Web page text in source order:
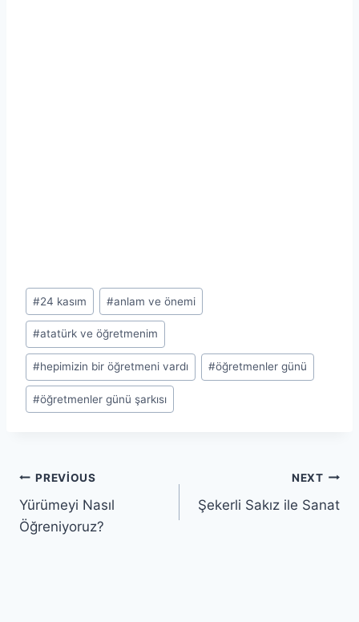
Post
Tags:
#24 kasım #anlam ve önemi
#atatürk ve öğretmenim
#hepimizin bir öğretmeni vardı #öğretmenler günü
#öğretmenler günü şarkısı
Yazı
gezinmesi
PREVIOUS
Yürümeyi Nasıl
Öğreniyoruz?
NEXT
Şekerli Sakız ile Sanat